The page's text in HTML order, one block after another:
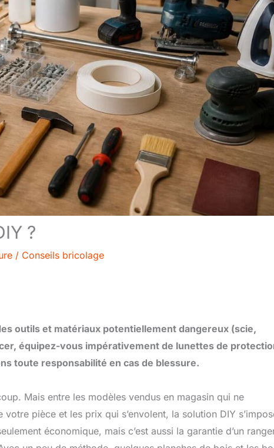
?
/ Conseils bricolage
outils et matériaux potentiellement dangereux (scie,
équipez-vous impérativement de lunettes de
toute responsabilité en cas de blessure.
Mais entre les modèles vendus en magasin qui ne
pièce et les prix qui s’envolent, la solution DIY
économique, mais c’est aussi la garantie d’un